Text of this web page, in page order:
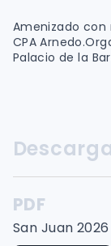
Amenizado con
CPA
Palacio de la
PDF
San Juan